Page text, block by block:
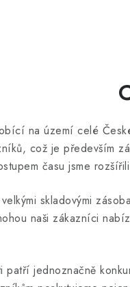
na území celé
což je především
času jsme
skladovými
naši zákazníci
jednoznačně